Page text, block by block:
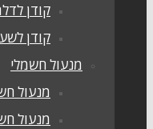
קודן
קודן
מנעול חשמלי
מנעול
מנעול